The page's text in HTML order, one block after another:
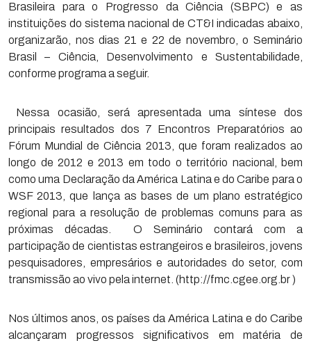
Brasileira para o Progresso da Ciência (SBPC) e as
instituições do sistema nacional de CT&I indicadas abaixo,
organizarão, nos dias 21 e 22 de novembro, o Seminário
Brasil – Ciência, Desenvolvimento e Sustentabilidade,
conforme programa a seguir.
Nessa ocasião, será apresentada uma síntese dos
principais resultados dos 7 Encontros Preparatórios ao
Fórum Mundial de Ciência 2013, que foram realizados ao
longo de 2012 e 2013 em todo o território nacional, bem
como uma Declaração da América Latina e do Caribe para o
WSF 2013, que lança as bases de um plano estratégico
regional para a resolução de problemas comuns para as
próximas décadas. O Seminário contará com a
participação de cientistas estrangeiros e brasileiros, jovens
pesquisadores, empresários e autoridades do setor, com
transmissão ao vivo pela internet. (http://fmc.cgee.org.br )
Nos últimos anos, os países da América Latina e do Caribe
alcançaram progressos significativos em matéria de